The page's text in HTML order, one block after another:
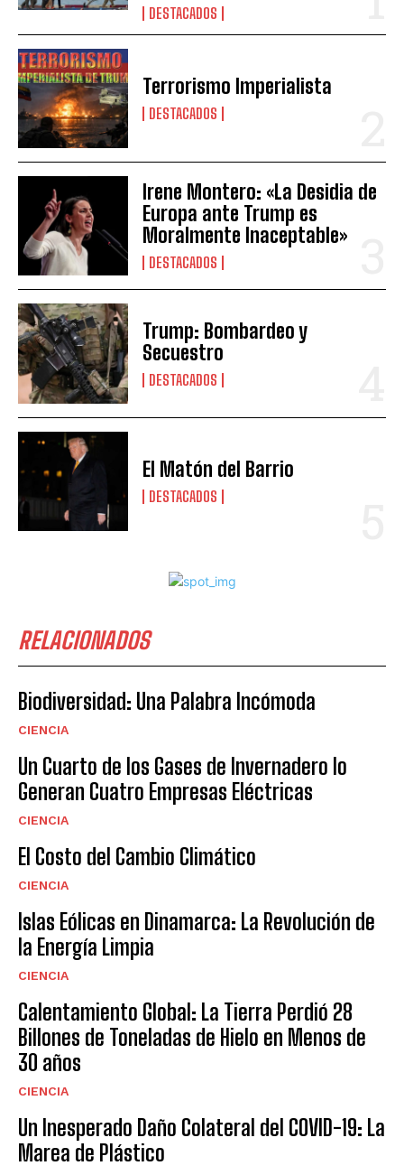
DESTACADOS
Terrorismo Imperialista
DESTACADOS
Irene Montero: «La Desidia de
Europa ante Trump es
Moralmente Inaceptable»
DESTACADOS
Trump: Bombardeo y
Secuestro
DESTACADOS
El Matón del Barrio
DESTACADOS
RELACIONADOS
Biodiversidad: Una Palabra Incómoda
CIENCIA
Un Cuarto de los Gases de Invernadero lo
Generan Cuatro Empresas Eléctricas
CIENCIA
El Costo del Cambio Climático
CIENCIA
Islas Eólicas en Dinamarca: La Revolución de
la Energía Limpia
CIENCIA
Calentamiento Global: La Tierra Perdió 28
Billones de Toneladas de Hielo en Menos de
30 años
CIENCIA
Un Inesperado Daño Colateral del COVID-19: La
Marea de Plástico